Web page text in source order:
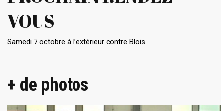
VOUS
Samedi 7 octobre à l’extérieur contre Blois
+ de photos